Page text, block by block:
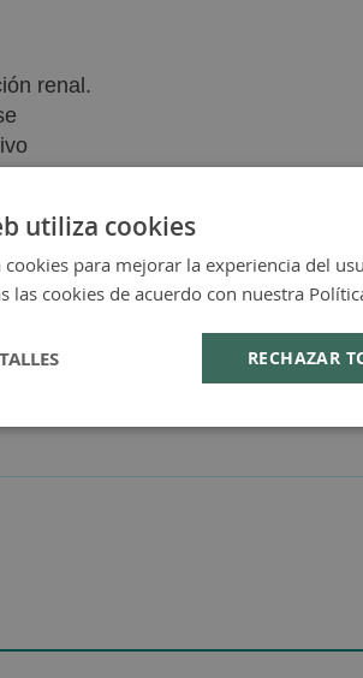
renal.
utiliza cookies
cookies para mejorar la experiencia del
las cookies de acuerdo con nuestra
RECHAZAR